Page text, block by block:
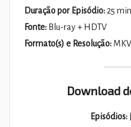
Duração por Episódio: 25 min
Fonte: Blu-ray + HDTV
Formato(s) e Resolução:
Download
Episódios: